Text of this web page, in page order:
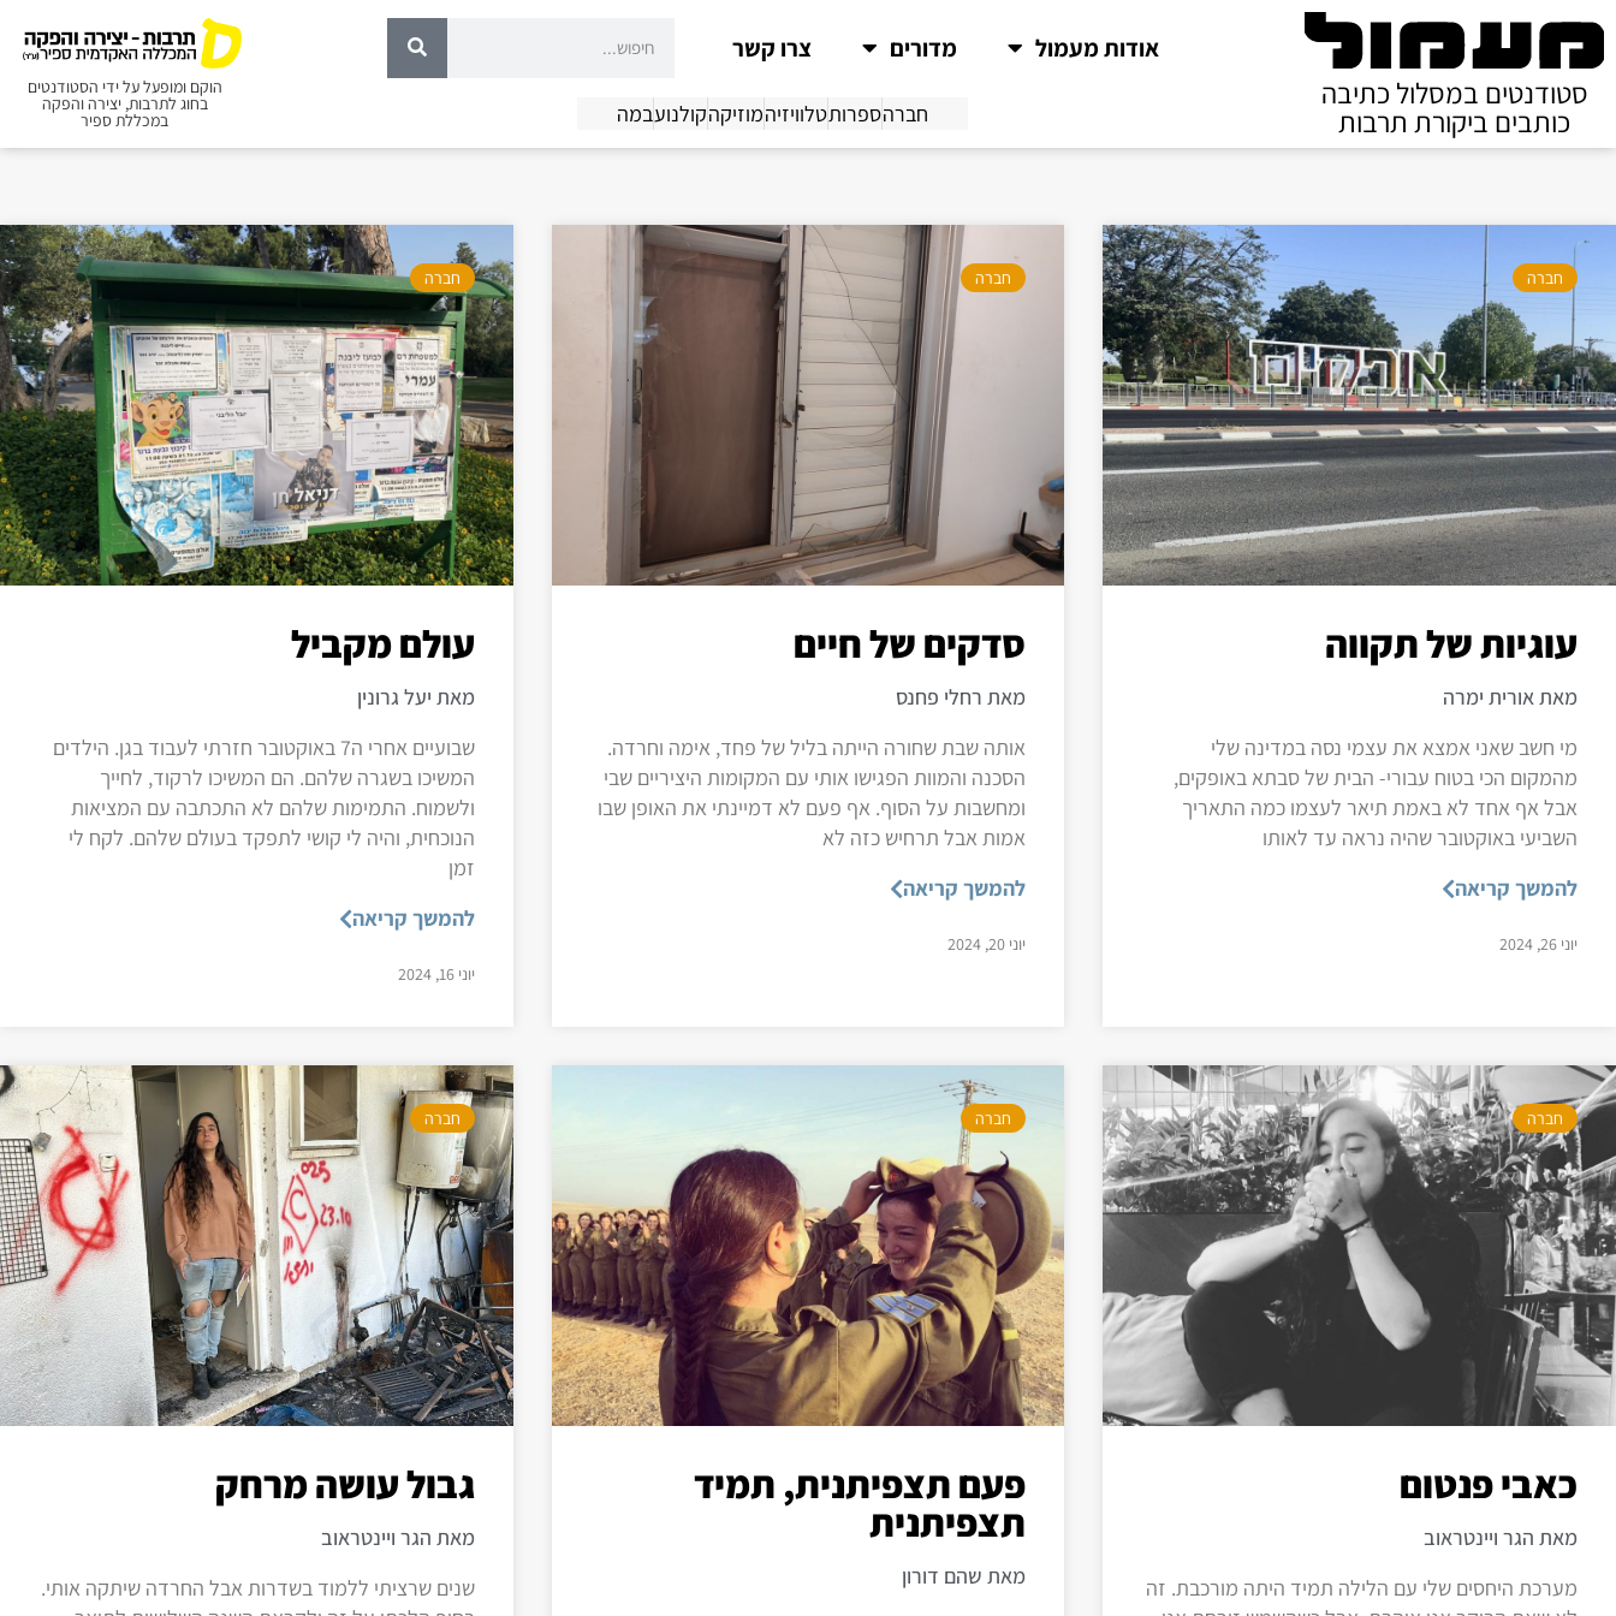
סטודנטים במסלול כתיבה
כותבים ביקורת תרבות
אודות מעמול מדורים צרו קשר
חברהספרותטלוויזיהמוזיקהקולנועבמה
הוקם ומופעל על ידי הסטודנטים
בחוג לתרבות, יצירה והפקה
במכללת ספיר
חברה
עוגיות של תקווה
מאת אורית ימרה
מי חשב שאני אמצא את עצמי נסה במדינה שלי
מהמקום הכי בטוח עבורי- הבית של סבתא באופקים,
אבל אף אחד לא באמת תיאר לעצמו כמה התאריך
השביעי באוקטובר שהיה נראה עד לאותו
להמשך קריאה
יוני 26, 2024
חברה
סדקים של חיים
מאת רחלי פחנס
אותה שבת שחורה הייתה בליל של פחד, אימה וחרדה.
הסכנה והמוות הפגישו אותי עם המקומות היציריים שבי
ומחשבות על הסוף. אף פעם לא דמיינתי את האופן שבו
אמות אבל תרחיש כזה לא
להמשך קריאה
יוני 20, 2024
חברה
עולם מקביל
מאת יעל גרונין
שבועיים אחרי ה7 באוקטובר חזרתי לעבוד בגן. הילדים
המשיכו בשגרה שלהם. הם המשיכו לרקוד, לחייך
ולשמוח. התמימות שלהם לא התכתבה עם המציאות
הנוכחית, והיה לי קושי לתפקד בעולם שלהם. לקח לי
זמן
להמשך קריאה
יוני 16, 2024
חברה
כאבי פנטום
מאת הגר ויינטראוב
מערכת היחסים שלי עם הלילה תמיד היתה מורכבת. זה
חברה
פעם תצפיתנית, תמיד
תצפיתנית
מאת שהם דורון
חברה
גבול עושה מרחק
מאת הגר ויינטראוב
שנים שרציתי ללמוד בשדרות אבל החרדה שיתקה אותי.